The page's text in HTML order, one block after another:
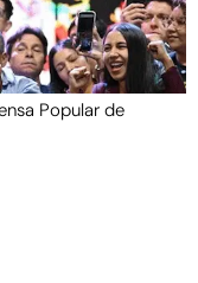
Popular de